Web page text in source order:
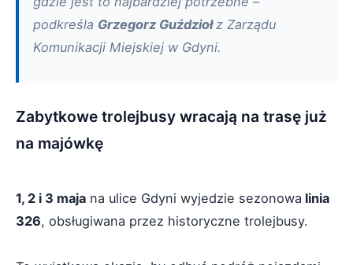
podkreśla Grzegorz Guździołz Zarządu
Komunikacji Miejskiej w Gdyni.
Zabytkowe trolejbusy wracają na trasę już
na majówkę
1, 2 i 3 maja na ulice Gdyni wyjedzie sezonowa linia
326, obsługiwana przez historyczne trolejbusy.